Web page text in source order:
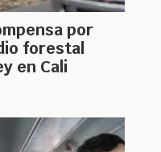
por
forestal
en Cali